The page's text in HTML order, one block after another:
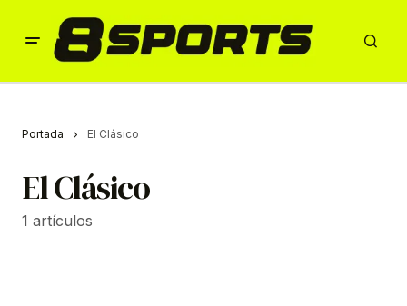
Portada El Clásico
El Clásico
1 artículos